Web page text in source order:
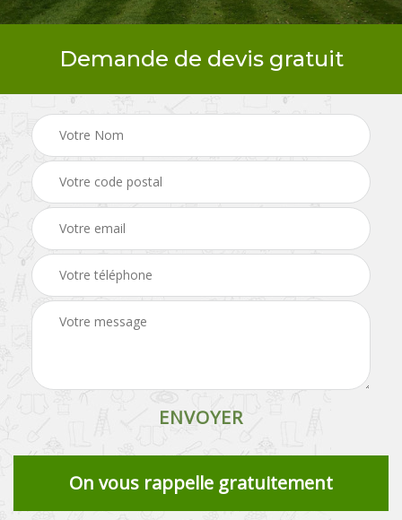
Demande de devis gratuit
On vous rappelle gratuitement